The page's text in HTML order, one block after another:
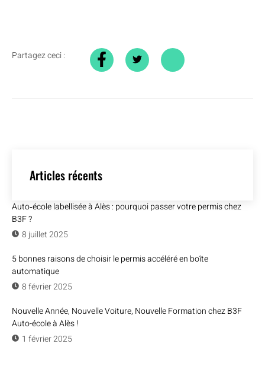
Partagez ceci :
Articles récents
Auto‑école labellisée à Alès : pourquoi passer votre permis chez
B3F ?
8 juillet 2025
5 bonnes raisons de choisir le permis accéléré en boîte
automatique
8 février 2025
Nouvelle Année, Nouvelle Voiture, Nouvelle Formation chez B3F
Auto-école à Alès !
1 février 2025